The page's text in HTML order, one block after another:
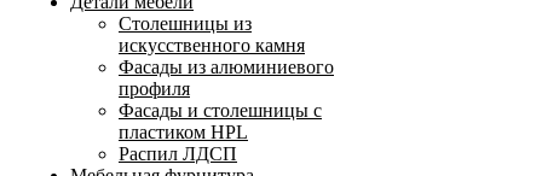
Столешницы из
искусственного камня
Фасады из алюминиевого
профиля
Фасады и столешницы с
пластиком HPL
Распил ЛДСП